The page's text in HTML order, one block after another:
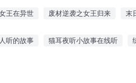
王在异世 废材逆袭之女王归来 末
听的故事 猫耳夜听小故事在线听